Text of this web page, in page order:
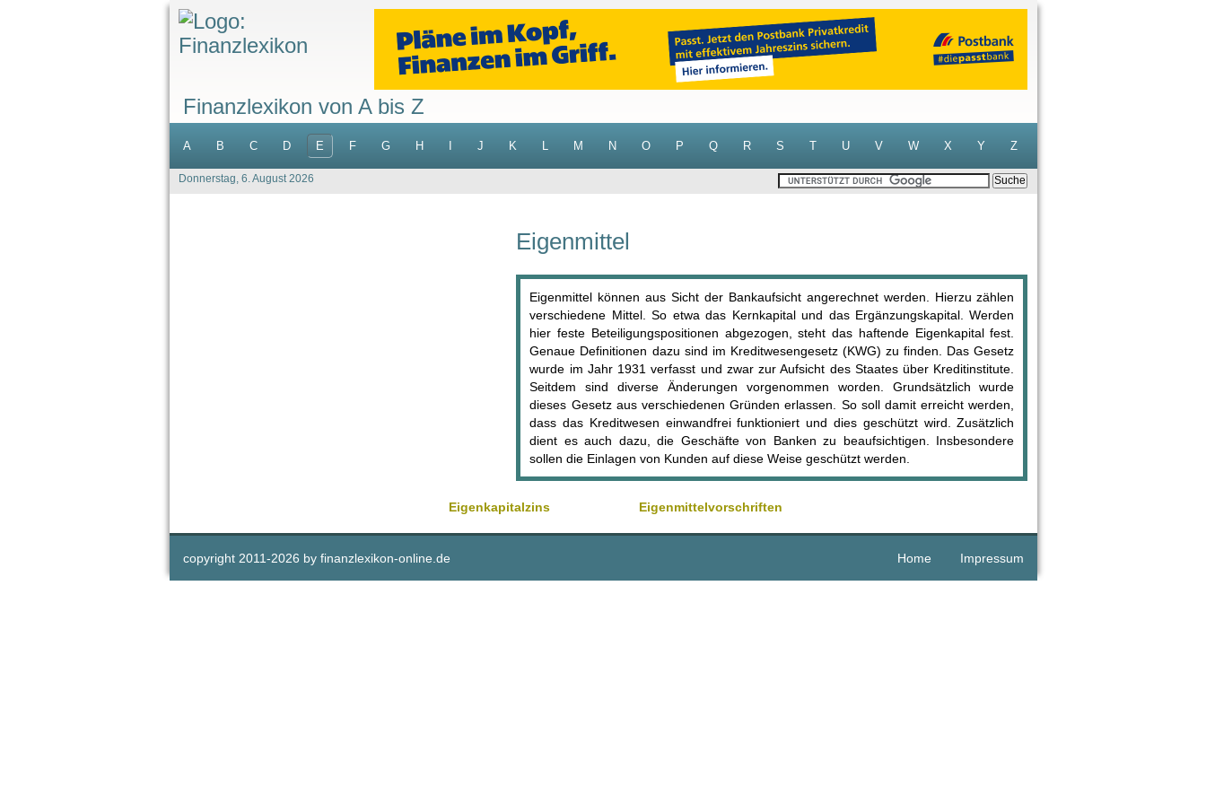
Finanzlexikon von A bis Z
A B C D E F G H J K L M N O P Q R S T U V W X Y Z
Donnerstag, 6. August 2026
Eigenmittel
Eigenmittel können aus Sicht der Bankaufsicht angerechnet werden. Hierzu zählen
verschiedene Mittel. So etwa das Kernkapital und das Ergänzungskapital. Werden
hier feste Beteiligungspositionen abgezogen, steht das haftende Eigenkapital fest.
Genaue Definitionen dazu sind im Kreditwesengesetz (KWG) zu finden. Das Gesetz
wurde im Jahr 1931 verfasst und zwar zur Aufsicht des Staates über Kreditinstitute.
Seitdem sind diverse Änderungen vorgenommen worden. Grundsätzlich wurde
dieses Gesetz aus verschiedenen Gründen erlassen. So soll damit erreicht werden,
dass das Kreditwesen einwandfrei funktioniert und dies geschützt wird. Zusätzlich
dient es auch dazu, die Geschäfte von Banken zu beaufsichtigen. Insbesondere
sollen die Einlagen von Kunden auf diese Weise geschützt werden.
Eigenkapitalzins Eigenmittelvorschriften
copyright 2011-2026 by finanzlexikon-online.de Home Impressum